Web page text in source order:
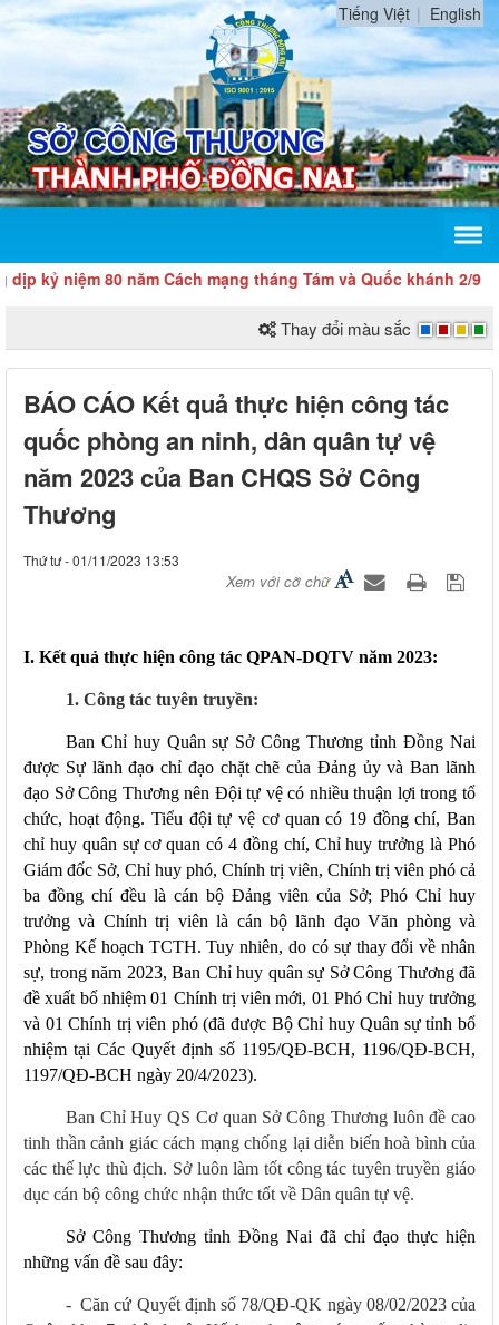
Tiếng Việt English
80 năm Cách mạng tháng Tám và Quốc khánh 2/9
Thay đổi màu sắc
BÁO CÁO Kết quả thực hiện công tác
quốc phòng an ninh, dân quân tự vệ
năm 2023 của Ban CHQS Sở Công
Thương
Thứ tư - 01/11/2023 13:53
Xem với cỡ chữ
I. Kết quả thực hiện công tác QPAN-DQTV năm 2023:
1. Công tác tuyên truyền:
Ban Chỉ huy Quân sự Sở Công Thương tỉnh Đồng Nai
được Sự lãnh đạo chỉ đạo chặt chẽ của Đảng ủy và Ban lãnh
đạo Sở Công Thương nên Đội tự vệ có nhiều thuận lợi trong tổ
chức, hoạt động. Tiểu đội tự vệ cơ quan có 19 đồng chí, Ban
chỉ huy quân sự cơ quan có 4 đồng chí, Chỉ huy trưởng là Phó
Giám đốc Sở, Chỉ huy phó, Chính trị viên, Chính trị viên phó cả
ba đồng chí đều là cán bộ Đảng viên của Sở; Phó Chỉ huy
trưởng và Chính trị viên là cán bộ lãnh đạo Văn phòng và
Phòng Kế hoạch TCTH. Tuy nhiên, do có sự thay đổi về nhân
sự, trong năm 2023, Ban Chỉ huy quân sự Sở Công Thương đã
đề xuất bổ nhiệm 01 Chính trị viên mới, 01 Phó Chỉ huy trưởng
và 01 Chính trị viên phó (đã được Bộ Chỉ huy Quân sự tỉnh bổ
nhiệm tại Các Quyết định số 1195/QĐ-BCH, 1196/QĐ-BCH,
1197/QĐ-BCH ngày 20/4/2023).
Ban Chỉ Huy QS Cơ quan Sở Công Thương luôn đề cao
tinh thần cảnh giác cách mạng chống lại diễn biến hoà bình của
các thế lực thù địch. Sở luôn làm tốt công tác tuyên truyền giáo
dục cán bộ công chức nhận thức tốt về Dân quân tự vệ.
Sở Công Thương tỉnh Đồng Nai đã chỉ đạo thực hiện
những vấn đề sau đây:
- Căn cứ Quyết định số 78/QĐ-QK ngày 08/02/2023 của